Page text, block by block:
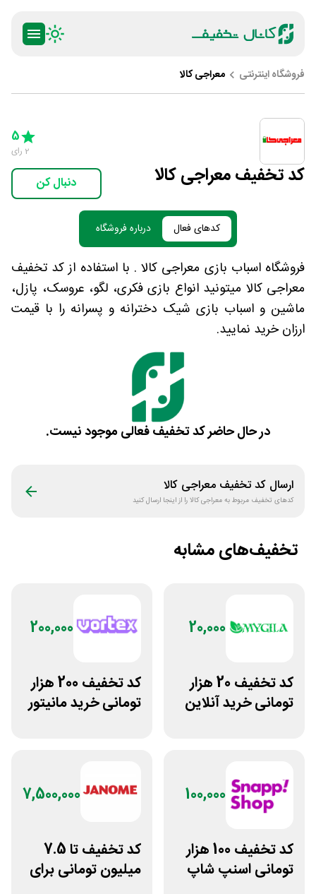
فروشگاه اینترنتی معراجی کالا
کد تخفیف معراجی کالا
5 Stars
5
2 رای
دنبال کن
کدهای فعال درباره فروشگاه
فروشگاه اسباب بازی معراجی کالا . با استفاده از کد تخفیف
معراجی کالا میتونید انواع بازی فکری، لگو، عروسک، پازل،
ماشین و اسباب بازی شیک دخترانه و پسرانه را با قیمت
ارزان خرید نمایید.
در حال حاضر کد تخفیف فعالی موجود نیست.
ارسال کد تخفیف معراجی کالا
کدهای تخفیف مربوط بهمعراجی کالارا از اینجا ارسال کنید
تخفیف‌های مشابه
20,000
کد تخفیف 20 هزار
تومانی خرید آنلاین
200,000
کد تخفیف 200 هزار
تومانی خرید مانیتور
100,000
کد تخفیف 100 هزار
تومانی اسنپ شاپ
7,500,000
کد تخفیف تا 7.5
میلیون تومانی برای